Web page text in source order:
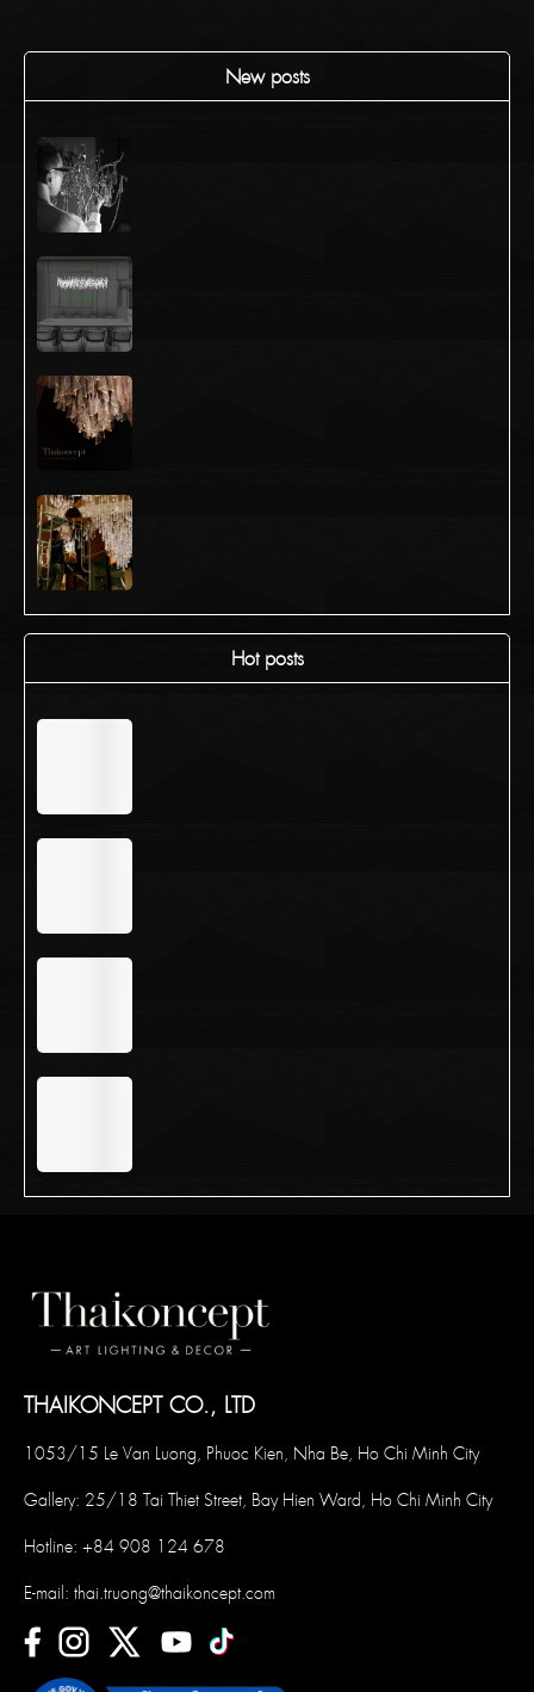
New posts
Hot posts
THAIKONCEPT CO., LTD
1053/15 Le Van Luong, Phuoc Kien, Nha Be, Ho Chi Minh City
Gallery: 25/18 Tai Thiet Street, Bay Hien Ward, Ho Chi Minh City
Hotline: +84 908 124 678
E-mail: thai.truong@thaikoncept.com